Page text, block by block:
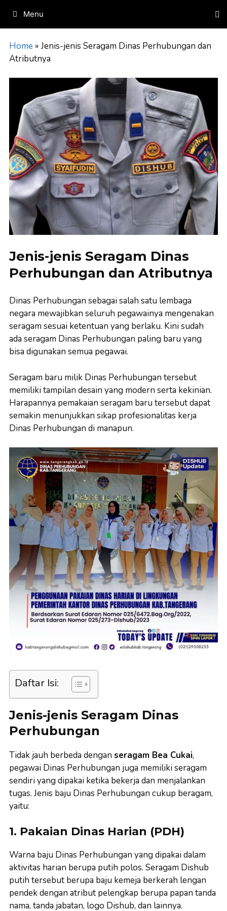
content
Menu
Home » Jenis-jenis Seragam Dinas Perhubungan dan
Atributnya
Jenis-jenis Seragam Dinas
Perhubungan dan Atributnya
Dinas Perhubungan sebagai salah satu lembaga
negara mewajibkan seluruh pegawainya mengenakan
seragam sesuai ketentuan yang berlaku. Kini sudah
ada seragam Dinas Perhubungan paling baru yang
bisa digunakan semua pegawai.
Seragam baru milik Dinas Perhubungan tersebut
memiliki tampilan desain yang modern serta kekinian.
Harapannya pemakaian seragam baru tersebut dapat
semakin menunjukkan sikap profesionalitas kerja
Dinas Perhubungan di manapun.
Daftar Isi:
Jenis-jenis Seragam Dinas
Perhubungan
Tidak jauh berbeda dengan seragam Bea Cukai,
pegawai Dinas Perhubungan juga memiliki seragam
sendiri yang dipakai ketika bekerja dan menjalankan
tugas. Jenis baju Dinas Perhubungan cukup beragam,
yaitu:
1. Pakaian Dinas Harian (PDH)
Warna baju Dinas Perhubungan yang dipakai dalam
aktivitas harian berupa putih polos. Seragam Dishub
putih tersebut berupa baju kemeja berkerah lengan
pendek dengan atribut pelengkap berupa papan tanda
nama, tanda jabatan, logo Dishub, dan lainnya.